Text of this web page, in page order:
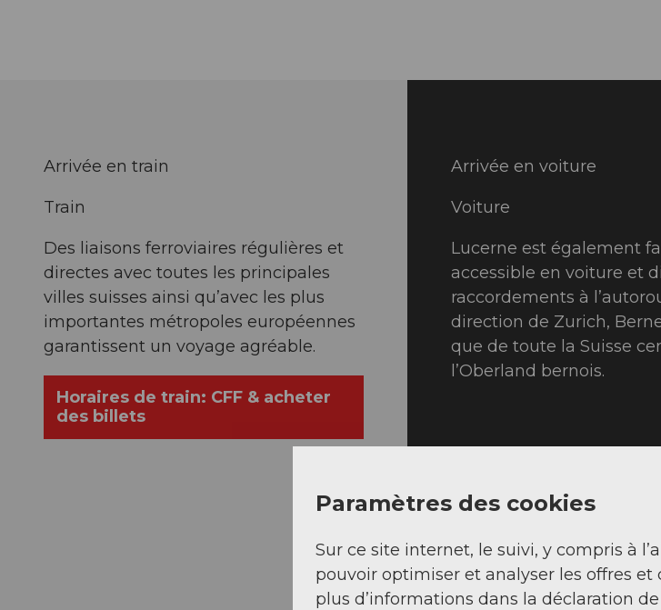
Arrivée en train
Train
Des liaisons ferroviaires régulières et
directes avec toutes les principales
villes suisses ainsi qu’avec les plus
importantes métropoles européennes
garantissent un voyage agréable.
Horaires de train: CFF & acheter
des billets
Arrivée en voiture
Voiture
Lucerne est également
accessible en voiture et
raccordements à
direction de Zurich,
que de toute la Suisse
l’Oberland bernois.
Guide du parking à
Paramètres des cookies
Sur ce site internet, le suivi, y compris à
pouvoir optimiser et analyser les offres et
plus d’informations dans la déclaration